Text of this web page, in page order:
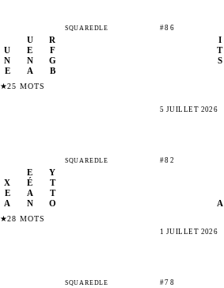
SQUAREDLE
U
R
U
E
F
N N
G
E A B
★25 MOTS
#86
I
T
S
5 JUILLET 2026
SQUAREDLE
E
Y
X
É
T
E A
T
A N O
★28 MOTS
#82
A
1 JUILLET 2026
SQUAREDLE #78